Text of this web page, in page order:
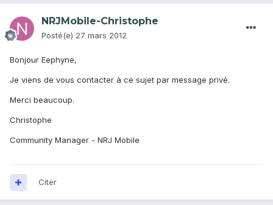
NRJMobile-Christophe
Posté(e) 27 mars 2012
Bonjour Eephyne,
Je viens de vous contacter à ce sujet par message privé.
Merci beaucoup.
Christophe
Community Manager - NRJ Mobile
Citer